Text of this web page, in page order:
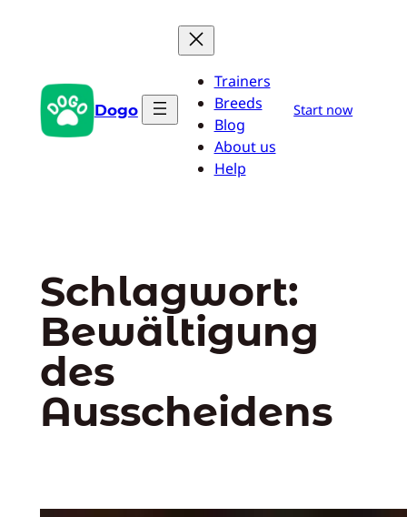
Dogo
Trainers
Breeds
Blog
About us
Help
Start now
Schlagwort:
Bewältigung
des
Ausscheidens